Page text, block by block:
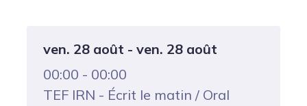
ven. 28 août - ven. 28 août
00:00 - 00:00
TEF IRN - Écrit le matin / Oral